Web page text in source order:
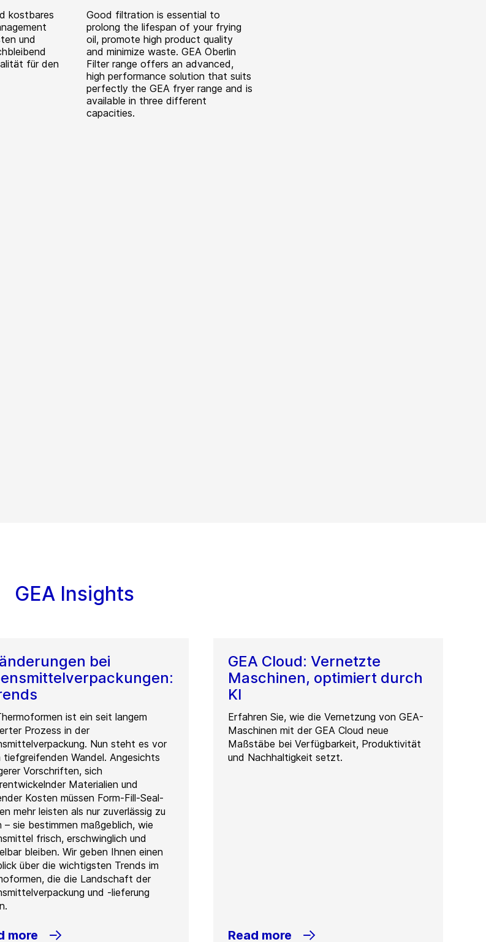
kostbares
und
für den
Good filtration is essential to
prolong the lifespan of your frying
oil, promote high product quality
and minimize waste. GEA Oberlin
Filter range offers an advanced,
high performance solution that suits
perfectly the GEA fryer range and is
available in three different
capacities.
GEA Insights
bei
ist ein seit langem
Prozess in der
Nun steht es vor
tiefgreifenden Wandel. Angesichts
Vorschriften, sich
Materialien und
Kosten müssen Form-Fill-Seal-
mehr leisten als nur zuverlässig zu
– sie bestimmen maßgeblich, wie
frisch, erschwinglich und
bleiben. Wir geben Ihnen einen
über die wichtigsten Trends im
die die Landschaft der
und -lieferung
more
GEA Cloud: Vernetzte
Maschinen, optimiert durch
KI
Erfahren Sie, wie die Vernetzung von GEA-
Maschinen mit der GEA Cloud neue
Maßstäbe bei Verfügbarkeit, Produktivität
und Nachhaltigkeit setzt.
Read more